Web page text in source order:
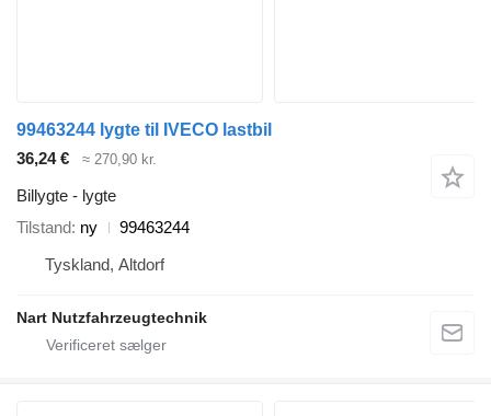
99463244 lygte til IVECO lastbil
36,24 €
≈ 270,90 kr.
Billygte - lygte
Tilstand ny
99463244
Tyskland, Altdorf
Nart Nutzfahrzeugtechnik